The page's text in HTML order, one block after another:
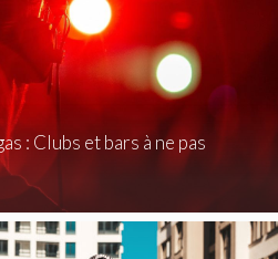
: Clubs et bars à ne pas